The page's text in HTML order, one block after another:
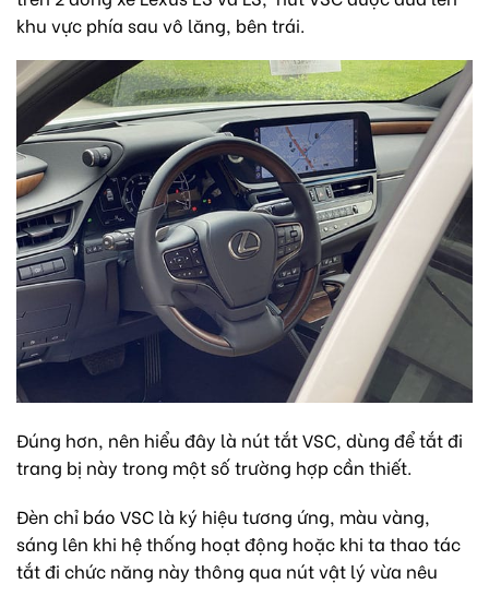
khu vực phía sau vô lăng, bên trái.
Đúng hơn, nên hiểu đây là nút tắt VSC, dùng để tắt đi
trang bị này trong một số trường hợp cần thiết.
Đèn chỉ báo VSC là ký hiệu tương ứng, màu vàng,
sáng lên khi hệ thống hoạt động hoặc khi ta thao tác
tắt đi chức năng này thông qua nút vật lý vừa nêu